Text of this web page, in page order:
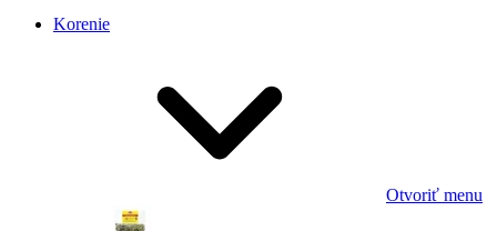
Korenie
Otvoriť menu